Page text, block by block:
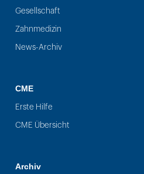
Gesellschaft
Zahnmedizin
News-Archiv
CME
Erste Hilfe
CME Übersicht
Archiv